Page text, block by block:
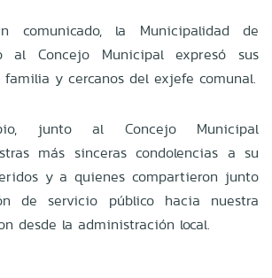
la Municipalidad de
al Concejo Municipal expresó sus
familia y cercanos del exjefe comunal.
junto al Concejo Municipal
más sinceras condolencias a su
y a quienes compartieron junto
de servicio público hacia nuestra
desde la administración local.